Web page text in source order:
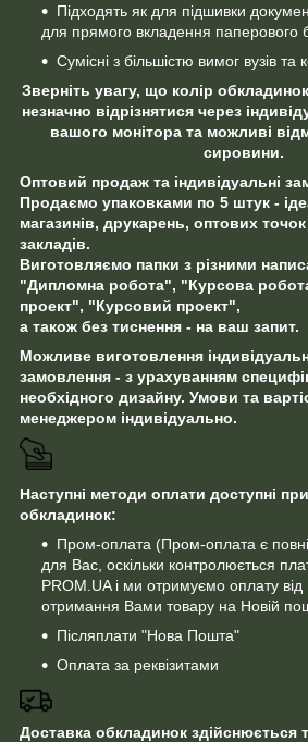
Підходять як для підшивки
для прямого вкладення паперового
Сумісні з більшістю вимог вузів та
Зверніть увагу, що колір
незначно відрізнятися через
вашого монітора та можливі
сировини.
Оптовий продаж та індивідуальні
Продаємо упаковками по 5 штук -
магазинів, друкарень, оптових
закладів.
Виготовляємо папки з різними
"Дипломна робота", "Курсова
проект", "Курсовий проект",
а також без тиснення - на ваш запит.
Можливе виготовлення
замовлення - з урахуванням
необхідного дизайну. Умови та
менеджером індивідуально.
Наступні методи оплати доступні
обкладинок:
Пром-оплата (Пром-оплата є
для Вас, оскільки контролюється
PROM.UA і ми отримуємо оплату від
отримання Вами товару на Новій
Післяплати "Нова Пошта"
Оплата за реквізитами
Доставка обкладинок здійснюється